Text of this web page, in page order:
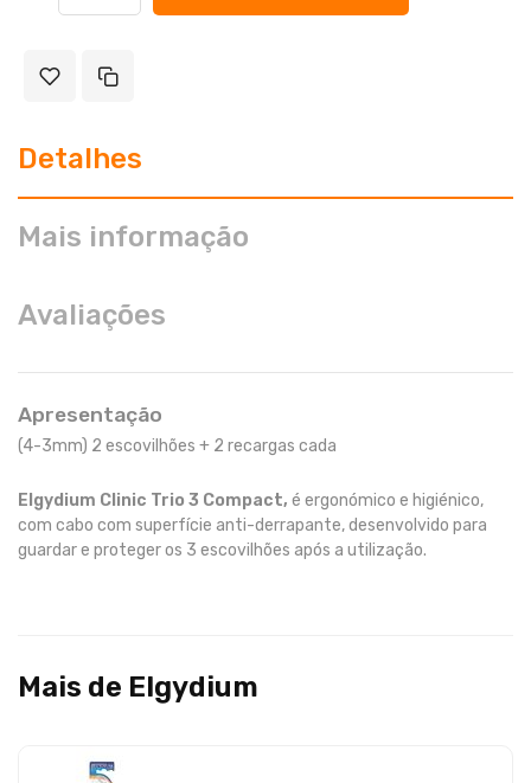
Detalhes
Mais informação
Avaliações
Apresentação
(4-3mm) 2 escovilhões + 2 recargas cada
Elgydium Clinic Trio 3 Compact, é ergonómico e higiénico,
com cabo com superfície anti-derrapante, desenvolvido para
guardar e proteger os 3 escovilhões após a utilização.
Mais de Elgydium